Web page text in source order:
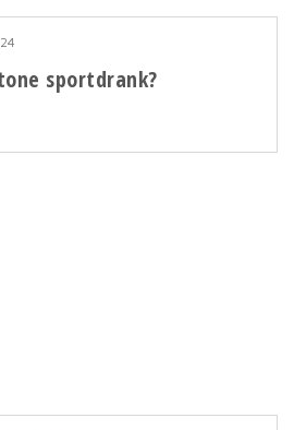
sportdrank?